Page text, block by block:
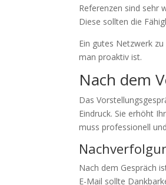
Referenzen sind sehr
Diese sollten die
Ein gutes Netzwerk
man proaktiv ist.
Nach dem
Das
Eindruck. Sie erhöht
muss professionell
Nach dem Gespräch
E-Mail sollte